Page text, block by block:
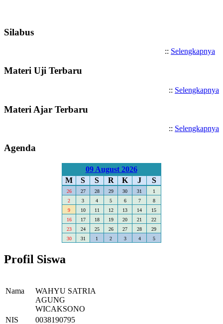
Silabus
:: Selengkapnya
Materi Uji Terbaru
:: Selengkapnya
Materi Ajar Terbaru
:: Selengkapnya
Agenda
09 August 2026
M
S S R K J S
26 27 28 29 30 31
1
2
3 4 5 6 7
8
9
10 11 12 13 14
15
16
17 18 19 20 21
22
23
24 25 26 27 28
29
30
31 1 2 3 4 5
Profil Siswa
Nama
WAHYU SATRIA
AGUNG
WICAKSONO
NIS
0038190795